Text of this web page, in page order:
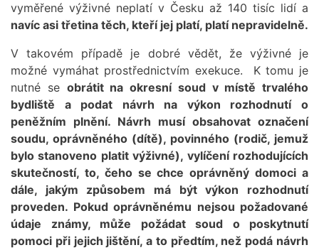
vyměřené výživné neplatí v Česku až 140 tisíc lidí a
navíc asi třetina těch, kteří jej platí, platí nepravidelně.
V takovém případě je dobré vědět, že výživné je
možné vymáhat prostřednictvím exekuce. K tomu je
nutné se obrátit na okresní soud v místě trvalého
bydliště a podat návrh na výkon rozhodnutí o
peněžním plnění. Návrh musí obsahovat označení
soudu, oprávněného (dítě), povinného (rodič, jemuž
bylo stanoveno platit výživné), vylíčení rozhodujících
skutečností, to, čeho se chce oprávněný domoci a
dále, jakým způsobem má být výkon rozhodnutí
proveden. Pokud oprávněnému nejsou požadované
údaje známy, může požádat soud o poskytnutí
pomoci při jejich jištění, a to předtím, než podá návrh